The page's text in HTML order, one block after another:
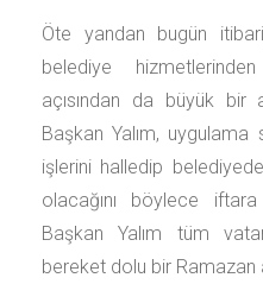
Öte yandan bugün
belediye
açısından da büyük bir
Başkan Yalım, uygulama
işlerini halledip
olacağını böylece
Başkan Yalım tüm
bereket dolu bir Ramazan